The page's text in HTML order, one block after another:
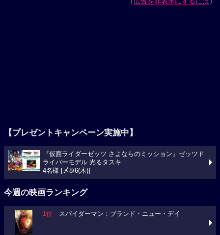
【プレゼントキャンペーン実施中】
『仮面ライダーゼッツ さよならのミッション』ゼッツド
ライバーモデル 光るタスキ
4名様 [〆8/6(木)]
今週の映画ランキング
1位 スパイダーマン：ブランド・ニュー・デイ